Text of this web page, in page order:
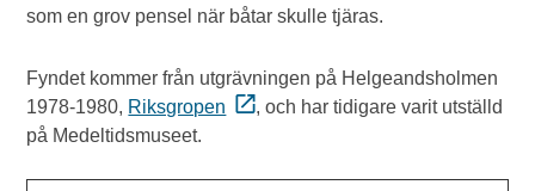
som en grov pensel när båtar skulle tjäras.
Fyndet kommer från utgrävningen på Helgeandsholmen
1978-1980, Riksgropen
, och har tidigare varit utställd
på Medeltidsmuseet.